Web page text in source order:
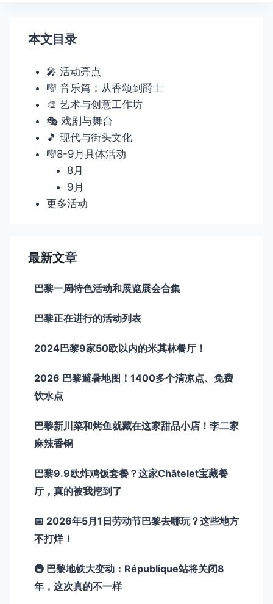
本文目录
🎤 活动亮点
🎼 音乐篇：从香颂到爵士
🎨 艺术与创意工作坊
🎭 戏剧与舞台
🎵 现代与街头文化
🎼8-9月具体活动
8月
9月
更多活动
最新文章
巴黎一周特色活动和展览展会合集
巴黎正在进行的活动列表
2024巴黎9家50欧以内的米其林餐厅！
2026 巴黎避暑地图！1400多个清凉点、免费
饮水点
巴黎新川菜和烤鱼就藏在这家甜品小店！李二家
麻辣香锅
巴黎9.9欧炸鸡饭套餐？这家Châtelet宝藏餐
厅，真的被我挖到了
📅 2026年5月1日劳动节巴黎去哪玩？这些地方
不打烊！
🚇 巴黎地铁大变动：République站将关闭8
年，这次真的不一样